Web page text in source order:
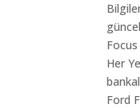
Her
Ford